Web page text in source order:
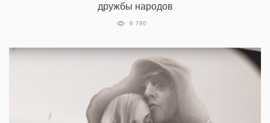
дружбы народов
9 790